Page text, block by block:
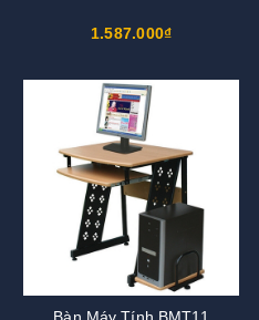
1.587.000₫
Bàn Máy Tính BMT11